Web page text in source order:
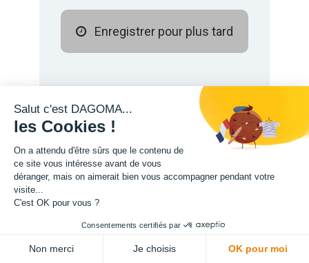
Enregistrer pour plus tard
Description
Salut c'est DAGOMA...
les Cookies !
On a attendu d'être sûrs que le contenu de
ce site vous intéresse avant de vous
déranger, mais on aimerait bien vous accompagner pendant votre
visite...
C'est OK pour vous ?
Consentements certifiés par
Non merci Je choisis OK pour moi